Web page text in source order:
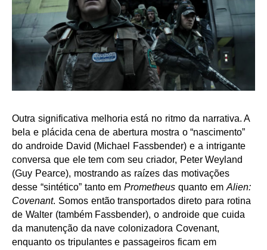
Outra significativa melhoria está no ritmo da narrativa. A
bela e plácida cena de abertura mostra o “nascimento”
do androide David (Michael Fassbender) e a intrigante
conversa que ele tem com seu criador, Peter Weyland
(Guy Pearce), mostrando as raízes das motivações
desse “sintético” tanto emPrometheus quanto em Alien:
Covenant. Somos então transportados direto para rotina
de Walter (também Fassbender), o androide que cuida
da manutenção da nave colonizadora Covenant,
enquanto os tripulantes e passageiros ficam em